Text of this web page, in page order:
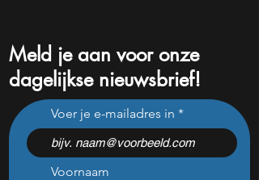
Dit Europese
defensiebedrijf stijgt hard
nadat het dit jaar 46%
daalde: mooie koopkans?
Meld je aan voor onze
dagelijkse nieuwsbrief!
Voer je e-mailadres in
Voornaam